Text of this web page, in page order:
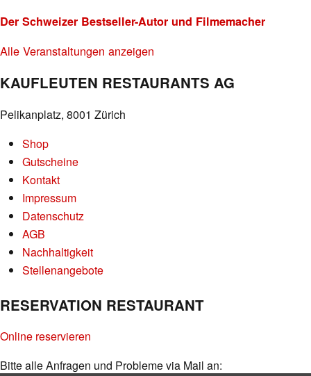
Der Schweizer Bestseller-Autor und Filmemacher
Alle Veranstaltungen anzeigen
KAUFLEUTEN RESTAURANTS AG
Pelikanplatz, 8001 Zürich
Shop
Gutscheine
Kontakt
Impressum
Datenschutz
AGB
Nachhaltigkeit
Stellenangebote
RESERVATION RESTAURANT
Online reservieren
Bitte alle Anfragen und Probleme via Mail an: